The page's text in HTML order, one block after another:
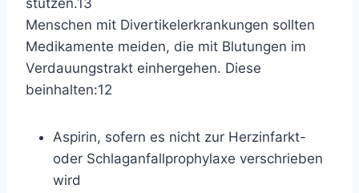
stützen.13
Menschen mit Divertikelerkrankungen sollten
Medikamente meiden, die mit Blutungen im
Verdauungstrakt einhergehen. Diese
beinhalten:12
Aspirin, sofern es nicht zur Herzinfarkt-
oder Schlaganfallprophylaxe verschrieben
wird